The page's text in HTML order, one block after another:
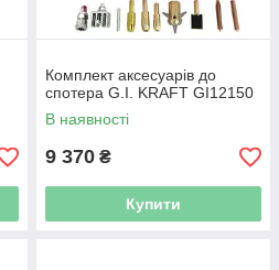
Комплект аксесуарів до
спотера G.I. KRAFT GI12150
В наявності
9 370 ₴
Купити